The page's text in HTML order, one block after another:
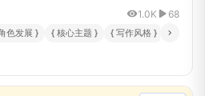
1.0K 68
色发展 } { 核心主题 } { 写作风格 } { 章节目